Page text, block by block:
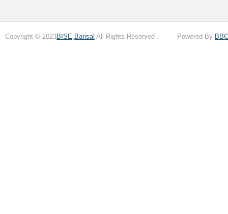
Copyright © 2023BISE,Barisal All Rights Reserved . Powered By